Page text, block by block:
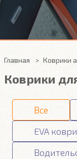
Главная Коврики
Коврики
Все
EVA